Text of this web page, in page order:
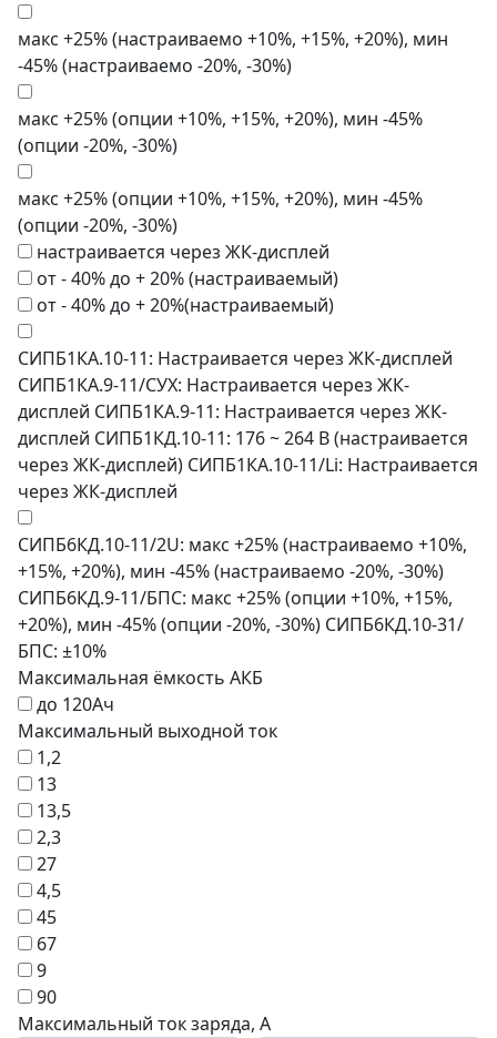
макс +25% (настраиваемо +10%, +15%, +20%), мин
-45% (настраиваемо -20%, -30%)
макс +25% (опции +10%, +15%, +20%), мин -45%
(опции -20%, -30%)
макс +25% (опции +10%, +15%, +20%), мин -45%
(опции -20%, -30%)
настраивается через ЖК-дисплей
от - 40% до + 20% (настраиваемый)
от - 40% до + 20%(настраиваемый)
СИПБ1КА.10-11: Настраивается через ЖК-дисплей
СИПБ1КА.9-11/СУХ: Настраивается через ЖК-
дисплей СИПБ1КА.9-11: Настраивается через ЖК-
дисплей СИПБ1КД.10-11: 176 ~ 264 В (настраивается
через ЖК-дисплей) СИПБ1КА.10-11/Li: Настраивается
через ЖК-дисплей
СИПБ6КД.10-11/2U: макс +25% (настраиваемо +10%,
+15%, +20%), мин -45% (настраиваемо -20%, -30%)
СИПБ6КД.9-11/БПС: макс +25% (опции +10%, +15%,
+20%), мин -45% (опции -20%, -30%) СИПБ6КД.10-31/
БПС: ±10%
Максимальная ёмкость АКБ
до 120Ач
Максимальный выходной ток
1,2
13
13,5
2,3
27
4,5
45
67
9
90
Максимальный ток заряда, А